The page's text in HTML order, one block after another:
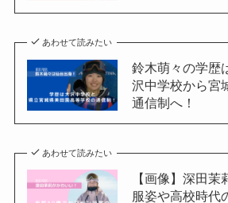
あわせて読みたい
鈴木萌々の学歴
沢中学校から宮
通信制へ！
あわせて読みたい
【画像】深田
服姿や高校時代